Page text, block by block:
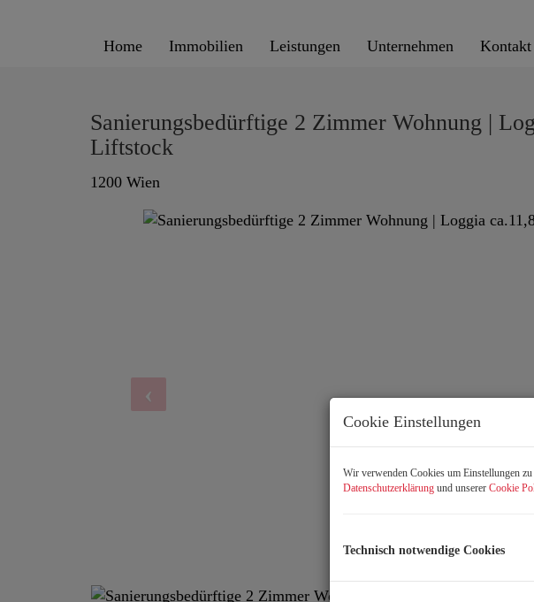
Home Immobilien Leistungen Unternehmen Kontakt
Sanierungsbedürftige 2 Zimmer Wohnung |
Liftstock
1200 Wien
Cookie Einstellungen
Wir verwenden Cookies um Einstellungen
Datenschutzerklärung und unserer Cookie
Technisch notwendige Cookies